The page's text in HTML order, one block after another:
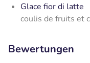
Glace fior di latte
coulis de fruits et
Bewertungen